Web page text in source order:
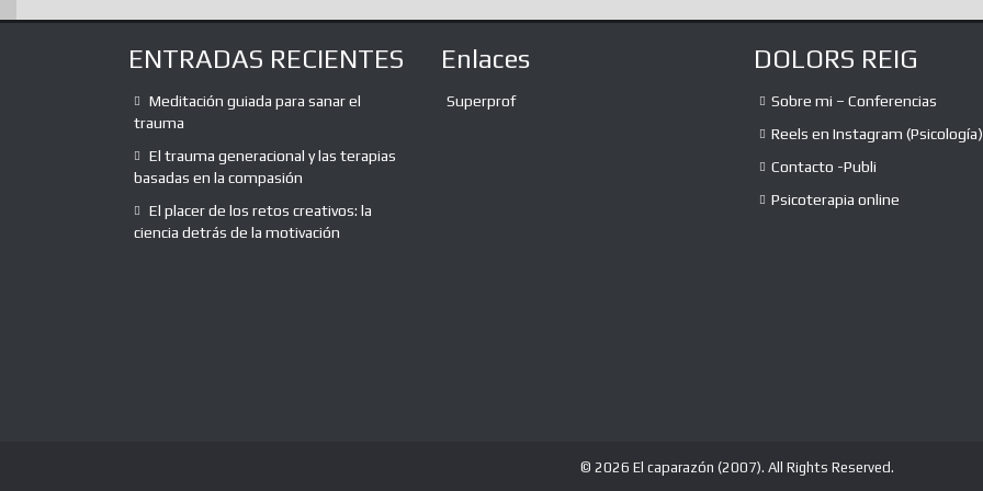
ENTRADAS RECIENTES
Meditación guiada para sanar el
trauma
El trauma generacional y las terapias
basadas en la compasión
El placer de los retos creativos: la
ciencia detrás de la motivación
Enlaces
Superprof
DOLORS REIG
Sobre mi – Conferencias
Reels en Instagram (Psicología)
Contacto -Publi
Psicoterapia online
© 2026 El caparazón (2007). All Rights Reserved.